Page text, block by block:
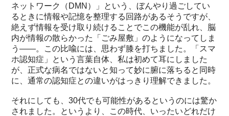
ネットワーク（DMN）」という、ぼんやり過ごしてい
るときに情報や記憶を整理する回路があるそうですが、
絶えず情報を受け取り続けることでこの機能が乱れ、脳
内が情報の散らかった「ごみ屋敷」のようになってしま
う——。この比喩には、思わず膝を打ちました。「スマ
ホ認知症」という言葉自体、私は初めて耳にしました
が、正式な病名ではないと知って妙に腑に落ちると同時
に、通常の認知症との違いがはっきり理解できました。
それにしても、30代でも可能性があるというのには驚か
されました。というより、この時代、いったいどれだけ